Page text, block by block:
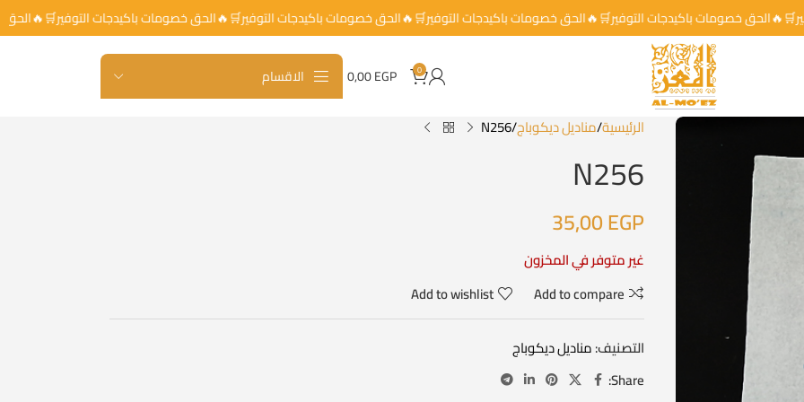
خصومات باكيدجات التوفير🛒🔥الحق خصومات باكيدجات التوفير🛒🔥الحق خصومات باكيدجات التوفير🛒🔥الحق خصومات باكيدجات
0
0,00EGP الاقسام
الرئيسية مناديل ديكوباج N256
N256
35,00EGP
غير متوفر في المخزون
Add to compare
Add to wishlist
التصنيف:مناديل ديكوباج
Share: